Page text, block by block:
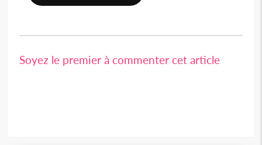
Soyez le premier à commenter cet article